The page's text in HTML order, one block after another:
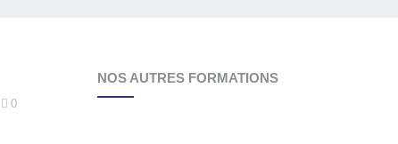
0
NOS AUTRES FORMATIONS